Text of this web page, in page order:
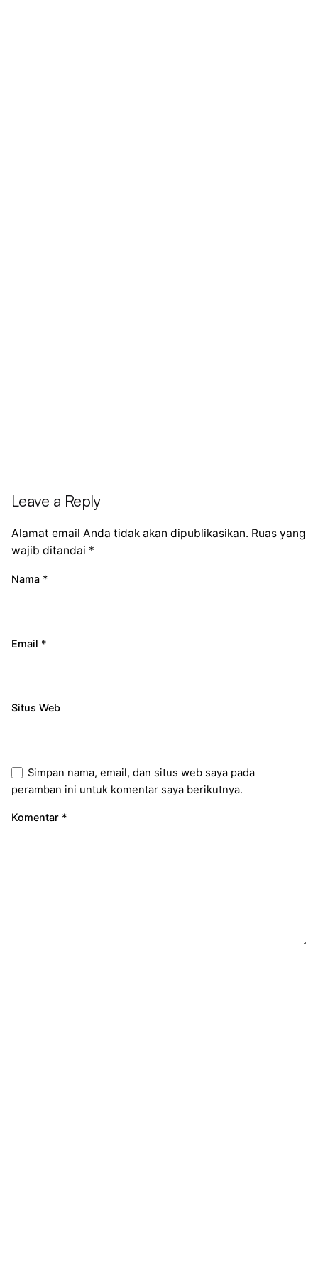
Leave a Reply
Alamat email Anda tidak akan dipublikasikan. Ruas yang
wajib ditandai *
Nama *
Email *
Situs Web
Simpan nama, email, dan situs web saya pada
peramban ini untuk komentar saya berikutnya.
Komentar *